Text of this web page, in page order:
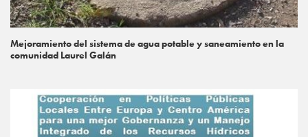
Mejoramiento del sistema de agua potable y saneamiento en la
comunidad Laurel Galán